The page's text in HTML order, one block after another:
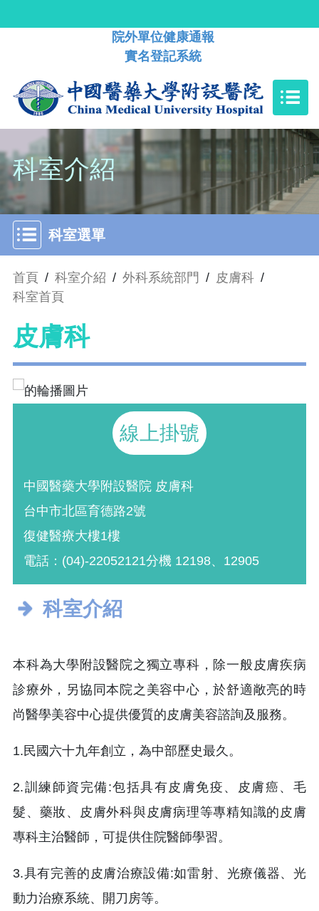
院外單位健康通報
實名登記系統
科室介紹
科室選單
首頁 / 科室介紹 / 外科系統部門 / 皮膚科 /
科室首頁
皮膚科
線上掛號
中國醫藥大學附設醫院 皮膚科
台中市北區育德路2號
復健醫療大樓1樓
電話：(04)-22052121分機 12198、12905
科室介紹
本科為大學附設醫院之獨立專科，除一般皮膚疾病
診療外，另協同本院之美容中心，於舒適敞亮的時
尚醫學美容中心提供優質的皮膚美容諮詢及服務。
1.民國六十九年創立，為中部歷史最久。
2.訓練師資完備:包括具有皮膚免疫、皮膚癌、毛
髮、藥妝、皮膚外科與皮膚病理等專精知識的皮膚
專科主治醫師，可提供住院醫師學習。
3.具有完善的皮膚治療設備:如雷射、光療儀器、光
動力治療系統、開刀房等。